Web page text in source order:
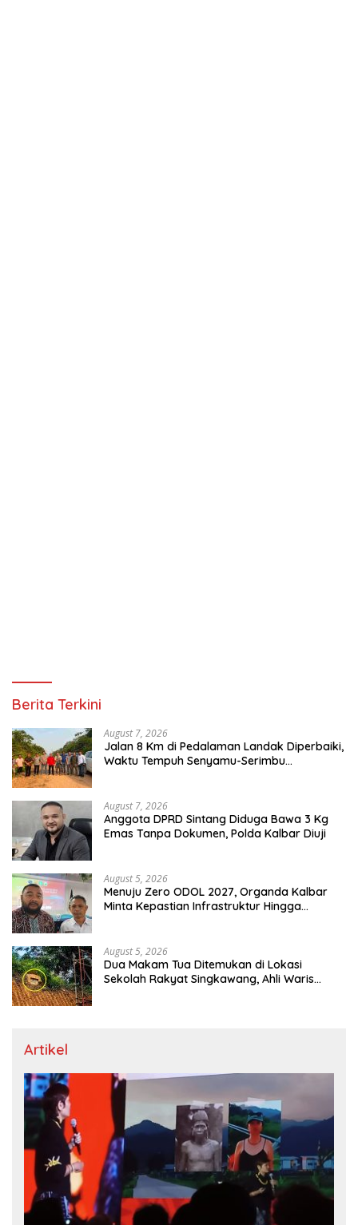
Berita Terkini
August 7, 2026
Jalan 8 Km di Pedalaman Landak Diperbaiki,
Waktu Tempuh Senyamu-Serimbu
August 7, 2026
Anggota DPRD Sintang Diduga Bawa 3 Kg
Emas Tanpa Dokumen, Polda Kalbar Diuji
August 5, 2026
Menuju Zero ODOL 2027, Organda Kalbar
Minta Kepastian Infrastruktur Hingga
August 5, 2026
Dua Makam Tua Ditemukan di Lokasi
Sekolah Rakyat Singkawang, Ahli Waris
Artikel